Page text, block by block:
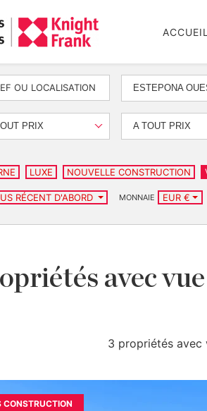
ACCUEIL
ESTEPONA
PRIX A TOUT PRIX
LUXE NOUVELLE CONSTRUCTION
RÉCENT D'ABORD MONNAIE EUR €
avec
3 propriétés avec
CONSTRUCTION